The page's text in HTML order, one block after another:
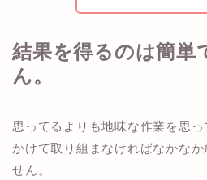
結果を得るのは簡単
ん。
思ってるよりも地味な作業を思
かけて取り組まなければなかな
せん。